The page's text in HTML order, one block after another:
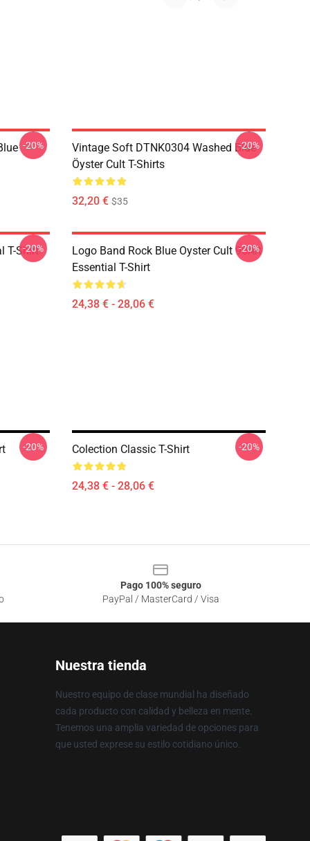
-20%
Vintage Soft DTNK0304 Washed Blue
Öyster Cult T-Shirts
32,20 € $35
-20%
T-Shirt
-20%
Logo Band Rock Blue Oyster Cult 90Art
Essential T-Shirt
24,38 € - 28,06 €
-20%
-20% Colection Classic T-Shirt
24,38 € - 28,06 €
-20%
Pago 100% seguro
PayPal / MasterCard / Visa
Nuestra tienda
Nuestro equipo de clase mundial ha diseñado
cada producto con calidad y belleza en mente.
Tenemos una amplia variedad de opciones para
que usted exprese su estilo cotidiano único.